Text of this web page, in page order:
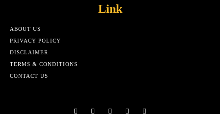
Link
ABOUT US
PRIVACY POLICY
DISCLAIMER
TERMS & CONDITIONS
CONTACT US